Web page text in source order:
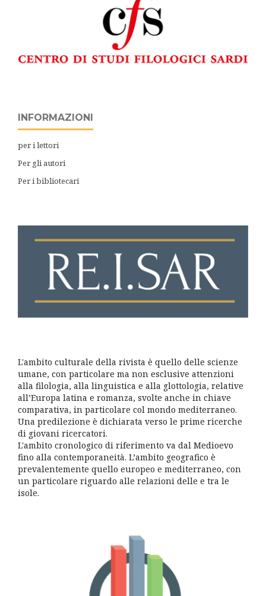
INFORMAZIONI
per i lettori
Per gli autori
Per i bibliotecari
L'ambito culturale della rivista è quello delle scienze
umane, con particolare ma non esclusive attenzioni
alla filologia, alla linguistica e alla glottologia, relative
all’Europa latina e romanza, svolte anche in chiave
comparativa, in particolare col mondo mediterraneo.
Una predilezione è dichiarata verso le prime ricerche
di giovani ricercatori.
L'ambito cronologico di riferimento va dal Medioevo
fino alla contemporaneità. L’ambito geografico è
prevalentemente quello europeo e mediterraneo, con
un particolare riguardo alle relazioni delle e tra le
isole.